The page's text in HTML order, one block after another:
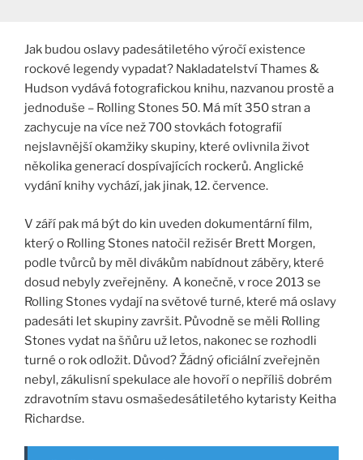
Jak budou oslavy padesátiletého výročí existence
rockové legendy vypadat? Nakladatelství Thames &
Hudson vydává fotografickou knihu, nazvanou prostě a
jednoduše – Rolling Stones 50. Má mít 350 stran a
zachycuje na více než 700 stovkách fotografií
nejslavnější okamžiky skupiny, které ovlivnila život
několika generací dospívajících rockerů. Anglické
vydání knihy vychází, jak jinak, 12. července.
V září pak má být do kin uveden dokumentární film,
který o Rolling Stones natočil režisér Brett Morgen,
podle tvůrců by měl divákům nabídnout záběry, které
dosud nebyly zveřejněny. A konečně, v roce 2013 se
Rolling Stones vydají na světové turné, které má oslavy
padesáti let skupiny završit. Původně se měli Rolling
Stones vydat na šňůru už letos, nakonec se rozhodli
turné o rok odložit. Důvod? Žádný oficiální zveřejněn
nebyl, zákulisní spekulace ale hovoří o nepříliš dobrém
zdravotním stavu osmašedesátiletého kytaristy Keitha
Richardse.